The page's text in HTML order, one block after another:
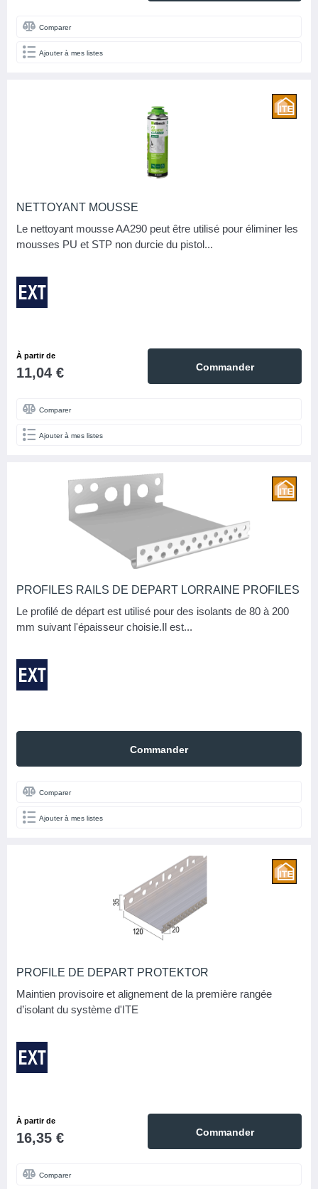
Comparer
Ajouter à mes listes
NETTOYANT MOUSSE
Le nettoyant mousse AA290 peut être utilisé pour éliminer les
mousses PU et STP non durcie du pistol...
À partir de
11,04 € Commander
Comparer
Ajouter à mes listes
PROFILES RAILS DE DEPART LORRAINE PROFILES
Le profilé de départ est utilisé pour des isolants de 80 à 200
mm suivant l'épaisseur choisie.Il est...
Commander
Comparer
Ajouter à mes listes
PROFILE DE DEPART PROTEKTOR
Maintien provisoire et alignement de la première rangée
d’isolant du système d'ITE
À partir de
16,35 € Commander
Comparer